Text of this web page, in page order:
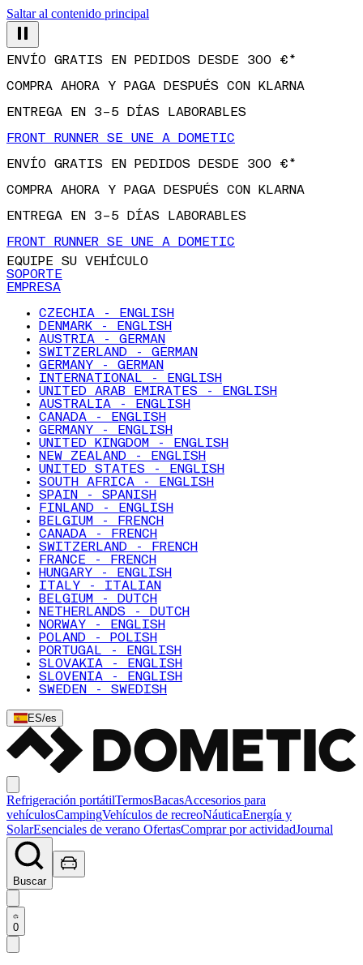
Saltar al contenido principal
COMPRA AHORA Y PAGA DESPUÉS CON KLARNA
ENTREGA EN 3–5 DÍAS LABORABLES
FRONT RUNNER SE UNE A DOMETIC
ENVÍO GRATIS EN PEDIDOS DESDE 300 €*
COMPRA AHORA Y PAGA DESPUÉS CON KLARNA
ENTREGA EN 3–5 DÍAS LABORABLES
FRONT RUNNER SE UNE A DOMETIC
EQUIPE SU VEHÍCULO
SOPORTE
EMPRESA
CZECHIA - ENGLISH
DENMARK - ENGLISH
AUSTRIA - GERMAN
SWITZERLAND - GERMAN
GERMANY - GERMAN
INTERNATIONAL - ENGLISH
UNITED ARAB EMIRATES - ENGLISH
AUSTRALIA - ENGLISH
CANADA - ENGLISH
GERMANY - ENGLISH
UNITED KINGDOM - ENGLISH
NEW ZEALAND - ENGLISH
UNITED STATES - ENGLISH
SOUTH AFRICA - ENGLISH
SPAIN - SPANISH
FINLAND - ENGLISH
BELGIUM - FRENCH
CANADA - FRENCH
SWITZERLAND - FRENCH
FRANCE - FRENCH
HUNGARY - ENGLISH
ITALY - ITALIAN
BELGIUM - DUTCH
NETHERLANDS - DUTCH
NORWAY - ENGLISH
POLAND - POLISH
PORTUGAL - ENGLISH
SLOVAKIA - ENGLISH
SLOVENIA - ENGLISH
SWEDEN - SWEDISH
ES/es
Refrigeración portátilTermosBacasAccesorios para
vehículosCampingVehículos de recreoNáuticaEnergía y
SolarEsenciales de verano OfertasComprar por actividadJournal
Buscar
0